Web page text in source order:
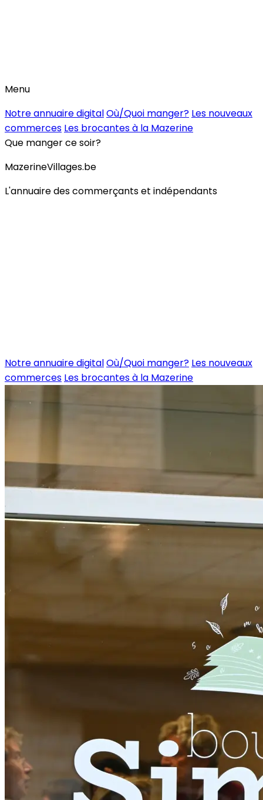
Menu
Notre annuaire digitalOù/Quoi manger? Les nouveaux
commerces Les brocantes à la Mazerine
Que manger ce soir?
MazerineVillages.be
L'annuaire des commerçants et indépendants
Notre annuaire digitalOù/Quoi manger? Les nouveaux
commerces Les brocantes à la Mazerine